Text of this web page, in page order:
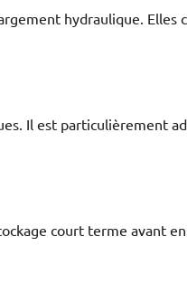
hydraulique. Elles
Il est particulièrement
court terme avant